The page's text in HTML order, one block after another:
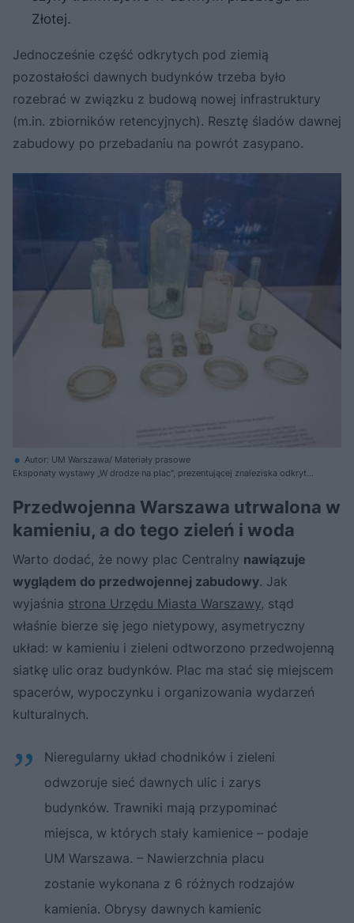
Złotej.
Jednocześnie część odkrytych pod ziemią
pozostałości dawnych budynków trzeba było
rozebrać w związku z budową nowej infrastruktury
(m.in. zbiorników retencyjnych). Resztę śladów dawnej
zabudowy po przebadaniu na powrót zasypano.
Autor: UM Warszawa/ Materiały prasowe
Eksponaty wystawy „W drodze na plac”, prezentującej znaleziska odkryte
Przedwojenna Warszawa utrwalona w
kamieniu, a do tego zieleń i woda
Warto dodać, że nowy plac Centralny nawiązuje
wyglądem do przedwojennej zabudowy. Jak
wyjaśnia strona Urzędu Miasta Warszawy, stąd
właśnie bierze się jego nietypowy, asymetryczny
układ: w kamieniu i zieleni odtworzono przedwojenną
siatkę ulic oraz budynków. Plac ma stać się miejscem
spacerów, wypoczynku i organizowania wydarzeń
kulturalnych.
Nieregularny układ chodników i zieleni
odwzoruje sieć dawnych ulic i zarys
budynków. Trawniki mają przypominać
miejsca, w których stały kamienice – podaje
UM Warszawa. – Nawierzchnia placu
zostanie wykonana z 6 różnych rodzajów
kamienia. Obrysy dawnych kamienic